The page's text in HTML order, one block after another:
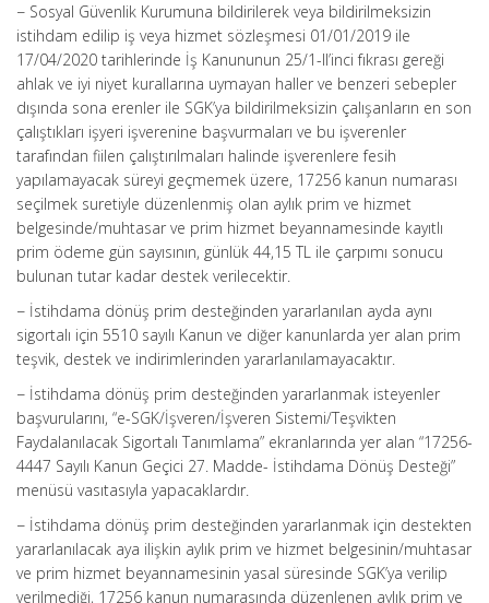
− Sosyal Güvenlik Kurumuna bildirilerek veya bildirilmeksizin
istihdam edilip iş veya hizmet sözleşmesi 01/01/2019 ile
17/04/2020 tarihlerinde İş Kanununun 25/1-II’inci fıkrası gereği
ahlak ve iyi niyet kurallarına uymayan haller ve benzeri sebepler
dışında sona erenler ile SGK’ya bildirilmeksizin çalışanların en son
çalıştıkları işyeri işverenine başvurmaları ve bu işverenler
tarafından fiilen çalıştırılmaları halinde işverenlere fesih
yapılamayacak süreyi geçmemek üzere, 17256 kanun numarası
seçilmek suretiyle düzenlenmiş olan aylık prim ve hizmet
belgesinde/muhtasar ve prim hizmet beyannamesinde kayıtlı
prim ödeme gün sayısının, günlük 44,15 TL ile çarpımı sonucu
bulunan tutar kadar destek verilecektir.
− İstihdama dönüş prim desteğinden yararlanılan ayda aynı
sigortalı için 5510 sayılı Kanun ve diğer kanunlarda yer alan prim
teşvik, destek ve indirimlerinden yararlanılamayacaktır.
− İstihdama dönüş prim desteğinden yararlanmak isteyenler
başvurularını, “e-SGK/İşveren/İşveren Sistemi/Teşvikten
Faydalanılacak Sigortalı Tanımlama” ekranlarında yer alan “17256-
4447 Sayılı Kanun Geçici 27. Madde- İstihdama Dönüş Desteği”
menüsü vasıtasıyla yapacaklardır.
− İstihdama dönüş prim desteğinden yararlanmak için destekten
yararlanılacak aya ilişkin aylık prim ve hizmet belgesinin/muhtasar
ve prim hizmet beyannamesinin yasal süresinde SGK’ya verilip
verilmediği, 17256 kanun numarasında düzenlenen aylık prim ve